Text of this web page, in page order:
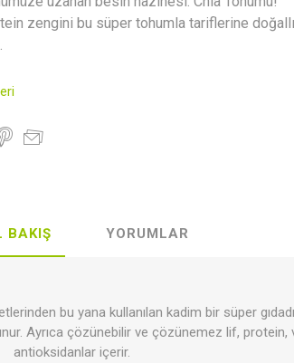
Hediye Rehberi
Aksesuar Seramik
Kahvaltılık Gevrekler
Makarnalar Sürmelikler
Deodorantlar
Vegan Veganki
Indo
Gastronomy
zengini bu süper tohumla tariflerine
BAKIŞ YORUMLAR
bu yana kullanılan kadim bir süper
Ayrıca çözünebilir ve çözünemez lif, protein,
antioksidanlar içerir.